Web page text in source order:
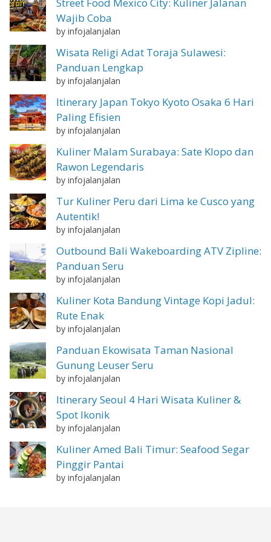
Wajib Coba
by infojalanjalan
Wisata Religi Adat Toraja Sulawesi:
Panduan Lengkap
by infojalanjalan
Itinerary Japan Tokyo Kyoto Osaka 6 Hari
Paling Efisien
by infojalanjalan
Kuliner Malam Surabaya: Sate Klopo dan
Rawon Legendaris
by infojalanjalan
Tur Kuliner Peru dari Lima ke Cusco yang
Autentik!
by infojalanjalan
Outbound Bali Wakeboarding ATV Zipline:
Panduan Seru
by infojalanjalan
Kuliner Kota Bandung Vintage Kopi Jadul:
Rute Enak
by infojalanjalan
Panduan Ekowisata Taman Nasional
Gunung Leuser Seru
by infojalanjalan
Itinerary Seoul 4 Hari Wisata Kuliner &
Spot Ikonik
by infojalanjalan
Kuliner Amed Bali Timur: Seafood Segar
Pinggir Pantai
by infojalanjalan